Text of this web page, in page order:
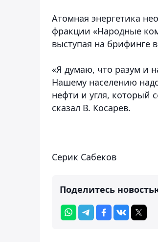
Атомная энергетика
фракции «Народные
выступая на брифинге
«Я думаю, что разум и
Нашему населению
нефти и угля, который
сказал В. Косарев.
Серик Сабеков
Поделитесь